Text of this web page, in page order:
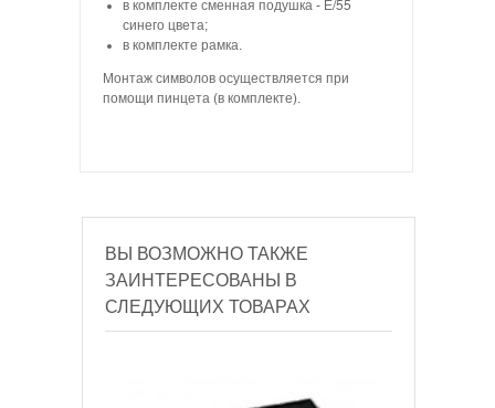
в комплекте сменная подушка - Е/55
синего цвета;
в комплекте рамка.
Монтаж символов осуществляется при
помощи пинцета (в комплекте).
ВЫ ВОЗМОЖНО ТАКЖЕ
ЗАИНТЕРЕСОВАНЫ В
СЛЕДУЮЩИХ ТОВАРАХ